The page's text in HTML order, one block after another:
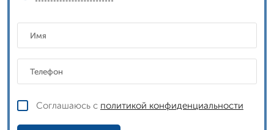
Соглашаюсь с политикой конфиденциальности